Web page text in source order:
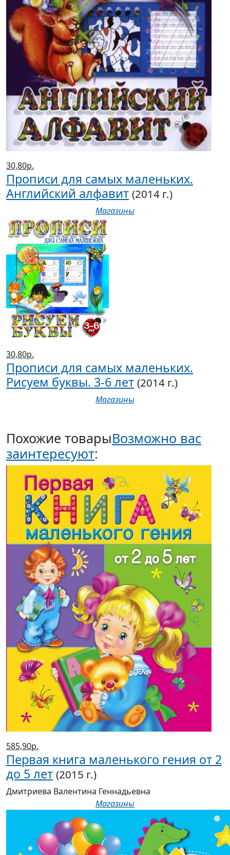
30,80р.
Прописи для самых маленьких.
Английский алфавит (2014 г.)
Магазины
30,80р.
Прописи для самых маленьких.
Рисуем буквы. 3-6 лет (2014 г.)
Магазины
Похожие товарыВозможно вас
заинтересуют:
585,90р.
Первая книга маленького гения от 2
до 5 лет (2015 г.)
Дмитриева Валентина Геннадьевна
Магазины